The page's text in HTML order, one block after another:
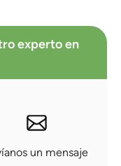
experto en
un mensaje